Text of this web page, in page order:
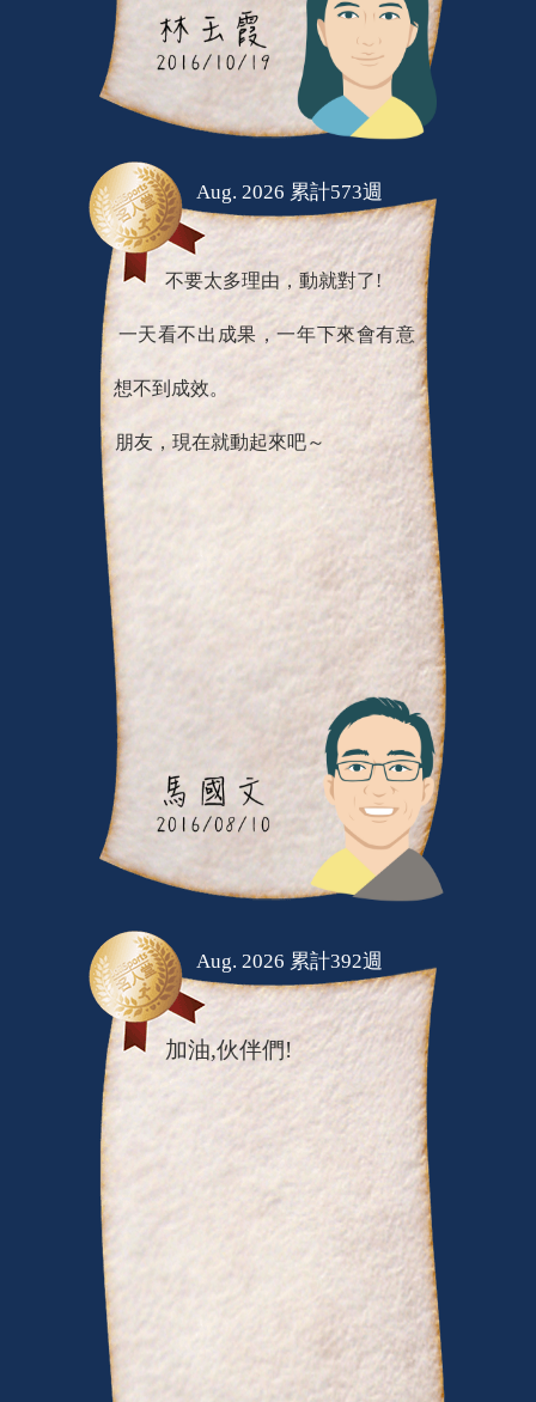
Aug. 2026 累計573週
不要太多理由，動就對了!
一天看不出成果，一年下來會有意
想不到成效。
朋友，現在就動起來吧～
加油,伙伴們!